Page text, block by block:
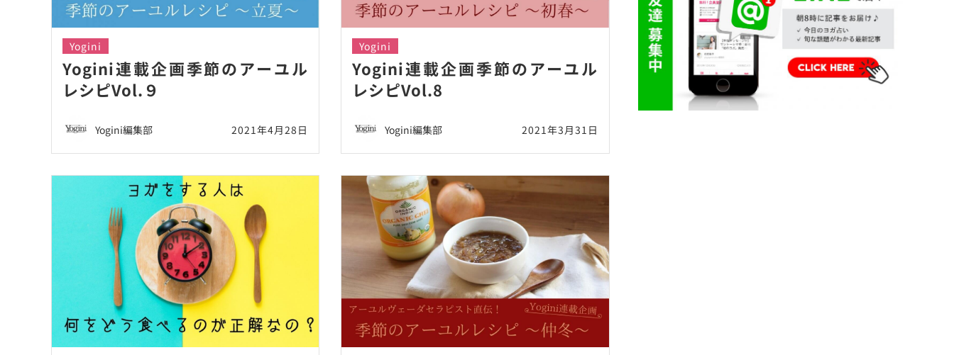
Yogini
Yogini連載企画季節のアーユル
レシピVol.９
Yogini編集部 2021年4月28日
Yogini
Yogini連載企画季節のアーユル
レシピVol.8
Yogini編集部 2021年3月31日